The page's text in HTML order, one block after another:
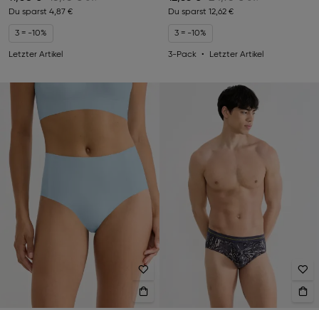
Du sparst 4,87 €
3 = -10%
Letzter Artikel
Du sparst 12,62 €
3 = -10%
3-Pack Letzter Artikel